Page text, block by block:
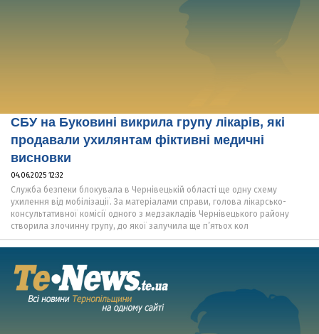
СБУ на Буковині викрила групу лікарів, які
продавали ухилянтам фіктивні медичні
висновки
04.06.2025 12:32
Служба безпеки блокувала в Чернівецькій області ще одну схему
ухилення від мобілізації. За матеріалами справи, голова лікарсько-
консультативної комісії одного з медзакладів Чернівецького району
створила злочинну групу, до якої залучила ще п’ятьох кол